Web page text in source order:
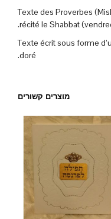
Texte des Proverbes
récité le Shabbat
Texte écrit sous forme
doré.
מוצרים קשורים